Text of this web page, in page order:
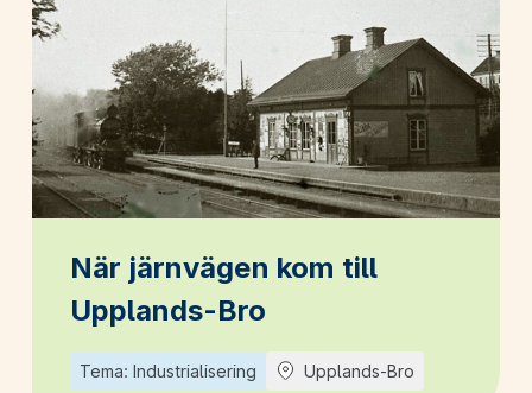
När järnvägen kom till
Upplands-Bro
Tema: Industrialisering Upplands-Bro